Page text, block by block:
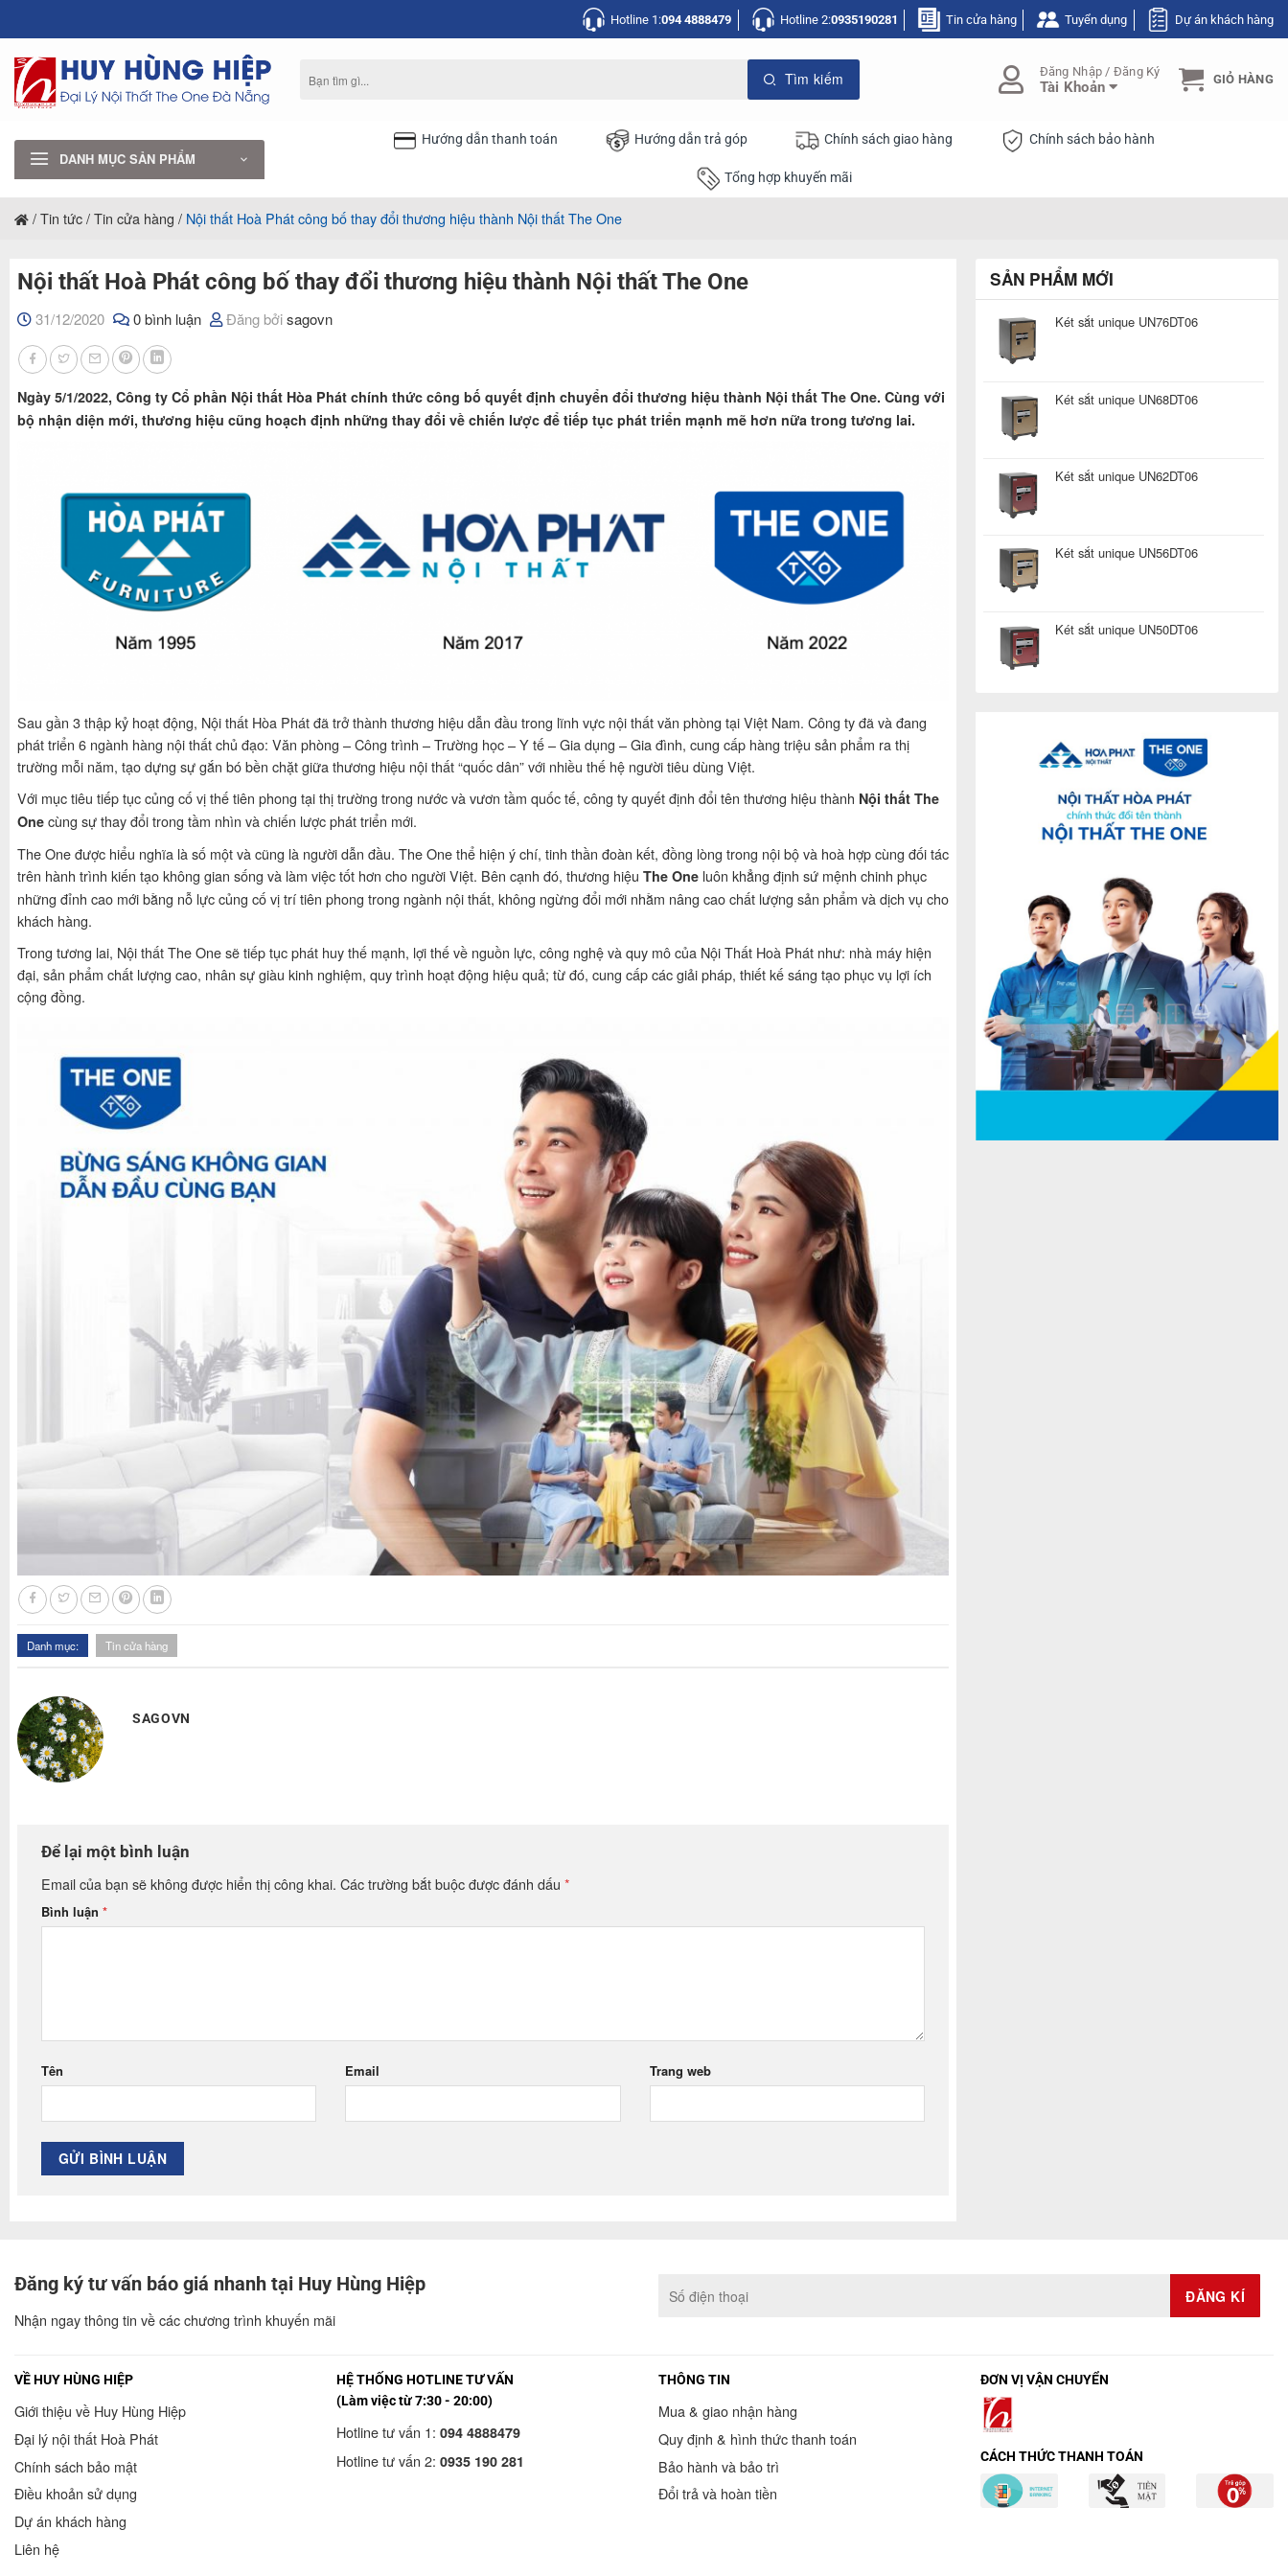
nội
dung
Hotline 1:094 4888479 Hotline 2:0935190281 Tin cửa hàng Tuyển dụng Dự án khách hàng
kiếm:
Đăng Nhập / Đăng Ký
Tài Khoản GIỎ HÀNG
DANH MỤC SẢN PHẨM
Hướng dẫn thanh toán Hướng dẫn trả góp Chính sách giao hàng Chính sách bảo hành
Tổng hợp khuyến mãi
/Tin tức/Tin cửa hàng / Nội thất Hoà Phát công bố thay đổi thương hiệu thành Nội thất The One
Nội thất Hoà Phát công bố thay đổi thương hiệu thành Nội thất The One
31/12/2020 0 bình luận Đăng bởisagovn
Ngày 5/1/2022, Công ty Cổ phần Nội thất Hòa Phát chính thức công bố quyết định chuyển đổi thương hiệu thành Nội thất The One. Cùng với
bộ nhận diện mới, thương hiệu cũng hoạch định những thay đổi về chiến lược để tiếp tục phát triển mạnh mẽ hơn nữa trong tương lai.
Sau gần 3 thập kỷ hoạt động, Nội thất Hòa Phát đã trở thành thương hiệu dẫn đầu trong lĩnh vực nội thất văn phòng tại Việt Nam. Công ty đã và đang
phát triển 6 ngành hàng nội thất chủ đạo: Văn phòng – Công trình – Trường học – Y tế – Gia dụng – Gia đình, cung cấp hàng triệu sản phẩm ra thị
trường mỗi năm, tạo dựng sự gắn bó bền chặt giữa thương hiệu nội thất “quốc dân” với nhiều thế hệ người tiêu dùng Việt.
Với mục tiêu tiếp tục củng cố vị thế tiên phong tại thị trường trong nước và vươn tầm quốc tế, công ty quyết định đổi tên thương hiệu thành Nội thất The
Onecùng sự thay đổi trong tầm nhìn và chiến lược phát triển mới.
The One được hiểu nghĩa là số một và cũng là người dẫn đầu. The One thể hiện ý chí, tinh thần đoàn kết, đồng lòng trong nội bộ và hoà hợp cùng đối tác
trên hành trình kiến tạo không gian sống và làm việc tốt hơn cho người Việt. Bên cạnh đó, thương hiệu The Oneluôn khẳng định sứ mệnh chinh phục
những đỉnh cao mới bằng nỗ lực củng cố vị trí tiên phong trong ngành nội thất, không ngừng đổi mới nhằm nâng cao chất lượng sản phẩm và dịch vụ cho
khách hàng.
Trong tương lai, Nội thất The One sẽ tiếp tục phát huy thế mạnh, lợi thế về nguồn lực, công nghệ và quy mô của Nội Thất Hoà Phát như: nhà máy hiện
đại, sản phẩm chất lượng cao, nhân sự giàu kinh nghiệm, quy trình hoạt động hiệu quả; từ đó, cung cấp các giải pháp, thiết kế sáng tạo phục vụ lợi ích
cộng đồng.
Danh mục: Tin cửa hàng
SAGOVN
Để lại một bình luận
Email của bạn sẽ không được hiển thị công khai. Các trường bắt buộc được đánh dấu *
Bình luận *
Tên Email Trang web
SẢN PHẨM MỚI
Két sắt unique UN76DT06
Két sắt unique UN68DT06
Két sắt unique UN62DT06
Két sắt unique UN56DT06
Két sắt unique UN50DT06
Đăng ký tư vấn báo giá nhanh tại Huy Hùng Hiệp
Nhận ngay thông tin về các chương trình khuyến mãi
VỀ HUY HÙNG HIỆP
Giới thiệu về Huy Hùng Hiệp
Đại lý nội thất Hoà Phát
Chính sách bảo mật
Điều khoản sử dụng
Dự án khách hàng
Liên hệ
HỆ THỐNG HOTLINE TƯ VẤN
(Làm việc từ 7:30 - 20:00)
Hotline tư vấn 1: 094 4888479
Hotline tư vấn 2: 0935 190 281
THÔNG TIN
Mua & giao nhận hàng
Quy định & hình thức thanh toán
Bảo hành và bảo trì
Đổi trả và hoàn tiền
ĐƠN VỊ VẬN CHUYỂN
CÁCH THỨC THANH TOÁN